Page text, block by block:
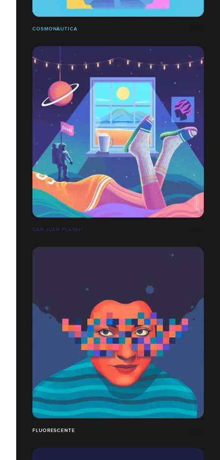
COSMONÁUTICA
SAN JUAN PLAYAH
FLUORESCENTE